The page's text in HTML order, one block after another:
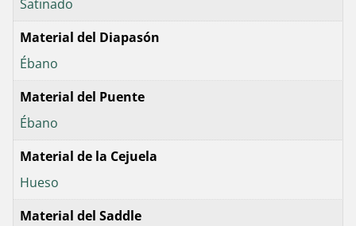
Satinado
Material del Diapasón
Ébano
Material del Puente
Ébano
Material de la Cejuela
Hueso
Material del Saddle